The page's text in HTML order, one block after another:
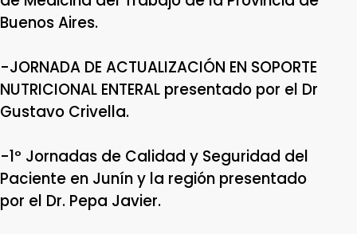
Buenos Aires.
-JORNADA DE ACTUALIZACIÓN EN SOPORTE
NUTRICIONAL ENTERAL presentado por el Dr
Gustavo Crivella.
-1º Jornadas de Calidad y Seguridad del
Paciente en Junín y la región presentado
por el Dr. Pepa Javier.